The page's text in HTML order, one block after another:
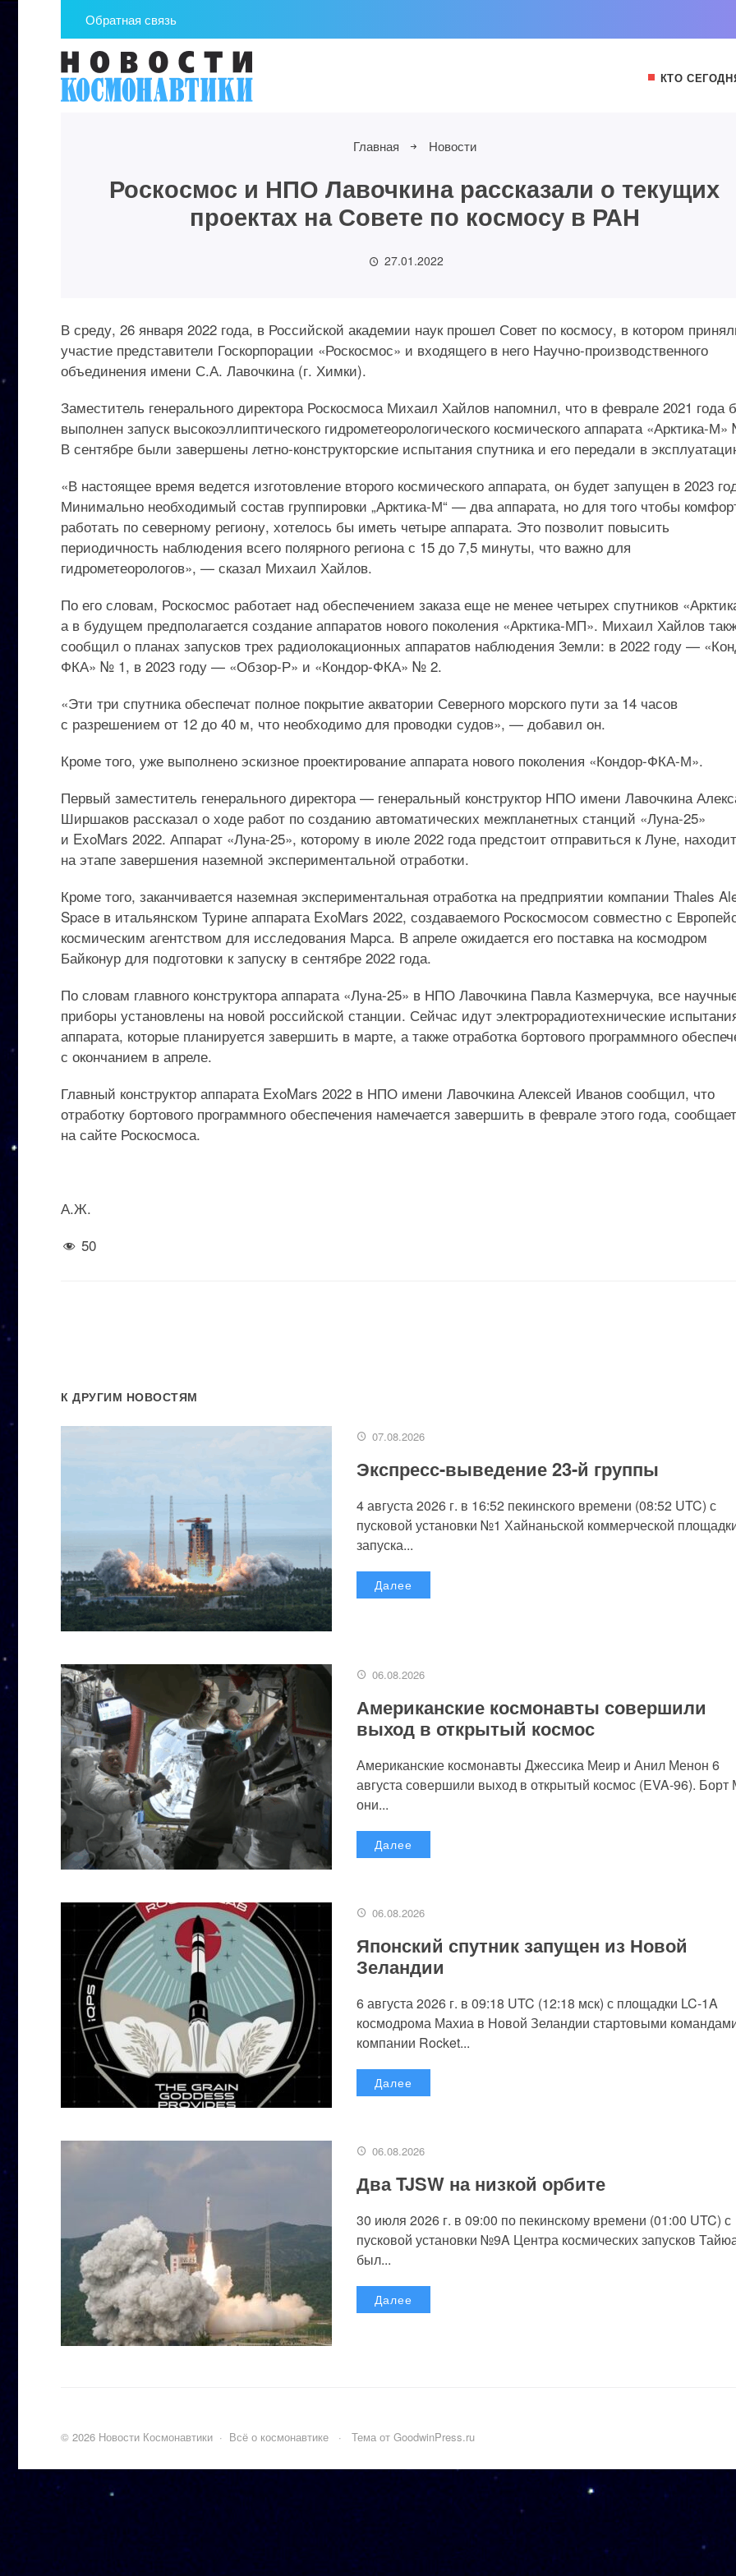
Обратная связь
КТО
Главная Новости
Роскосмос и НПО Лавочкина рассказали о текущих
проектах на Совете по космосу в РАН
27.01.2022
В среду, 26 января 2022 года, в Российской академии наук прошел Совет по космосу, в котором
участие представители Госкорпорации «Роскосмос» и входящего в него Научно-производственного
объединения имени С.А. Лавочкина (г. Химки).
Заместитель генерального директора Роскосмоса Михаил Хайлов напомнил, что в феврале 2021 года
выполнен запуск высокоэллиптического гидрометеорологического космического аппарата «Арктика-
В сентябре были завершены летно-конструкторские испытания спутника и его передали в
«В настоящее время ведется изготовление второго космического аппарата, он будет запущен в 2023
Минимально необходимый состав группировки „Арктика-М“ — два аппарата, но для того чтобы
работать по северному региону, хотелось бы иметь четыре аппарата. Это позволит повысить
периодичность наблюдения всего полярного региона с 15 до 7,5 минуты, что важно для
гидрометеорологов», — сказал Михаил Хайлов.
По его словам, Роскосмос работает над обеспечением заказа еще не менее четырех спутников
а в будущем предполагается создание аппаратов нового поколения «Арктика-МП». Михаил Хайлов
сообщил о планах запусков трех радиолокационных аппаратов наблюдения Земли: в 2022 году —
ФКА» № 1, в 2023 году — «Обзор-Р» и «Кондор-ФКА» № 2.
«Эти три спутника обеспечат полное покрытие акватории Северного морского пути за 14 часов
с разрешением от 12 до 40 м, что необходимо для проводки судов», — добавил он.
Кроме того, уже выполнено эскизное проектирование аппарата нового поколения «Кондор-ФКА-М».
Первый заместитель генерального директора — генеральный конструктор НПО имени Лавочкина
Ширшаков рассказал о ходе работ по созданию автоматических межпланетных станций «Луна-25»
и ExoMars 2022. Аппарат «Луна-25», которому в июле 2022 года предстоит отправиться к Луне,
на этапе завершения наземной экспериментальной отработки.
Кроме того, заканчивается наземная экспериментальная отработка на предприятии компании Thales
Space в итальянском Турине аппарата ExoMars 2022, создаваемого Роскосмосом совместно с
космическим агентством для исследования Марса. В апреле ожидается его поставка на космодром
Байконур для подготовки к запуску в сентябре 2022 года.
По словам главного конструктора аппарата «Луна-25» в НПО Лавочкина Павла Казмерчука, все
приборы установлены на новой российской станции. Сейчас идут электрорадиотехнические
аппарата, которые планируется завершить в марте, а также отработка бортового программного
с окончанием в апреле.
Главный конструктор аппарата ExoMars 2022 в НПО имени Лавочкина Алексей Иванов сообщил, что
отработку бортового программного обеспечения намечается завершить в феврале этого года,
на сайте Роскосмоса.
А.Ж.
50
К ДРУГИМ НОВОСТЯМ
07.08.2026
Экспресс-выведение 23-й группы
4 августа 2026 г. в 16:52 пекинского времени (08:52 UTC) с
пусковой установки №1 Хайнаньской коммерческой
запуска...
Далее
06.08.2026
Американские космонавты совершили
выход в открытый космос
Американские космонавты Джессика Меир и Анил Менон 6
августа совершили выход в открытый космос (EVA-96).
они...
Далее
06.08.2026
Японский спутник запущен из Новой
Зеландии
6 августа 2026 г. в 09:18 UTC (12:18 мск) с площадки LC-1A
космодрома Махиа в Новой Зеландии стартовыми
компании Rocket...
Далее
06.08.2026
Два TJSW на низкой орбите
30 июля 2026 г. в 09:00 по пекинскому времени (01:00 UTC) с
пусковой установки №9A Центра космических запусков
был...
Далее
© 2026 Новости Космонавтики · Всё о космонавтике · Тема от GoodwinPress.ru